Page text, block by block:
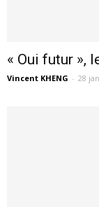
« Oui futur »,
Vincent KHENG - 28